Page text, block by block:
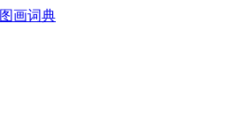
图画词典